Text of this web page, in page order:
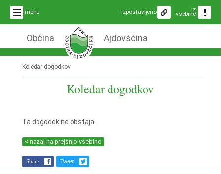
menu iz
vsebine
izpostavljeno
Občina Ajdovščina
Koledar dogodkov
Koledar dogodkov
Ta dogodek ne obstaja.
< nazaj na prejšnjo vsebino
Share Tweet